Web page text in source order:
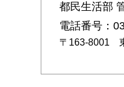
都民生活部
電話番号：
〒163-8001